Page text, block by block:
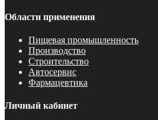
Области применения
Пищевая промышленность
Производство
Строительство
Автосервис
Фармацевтика
Личный кабинет